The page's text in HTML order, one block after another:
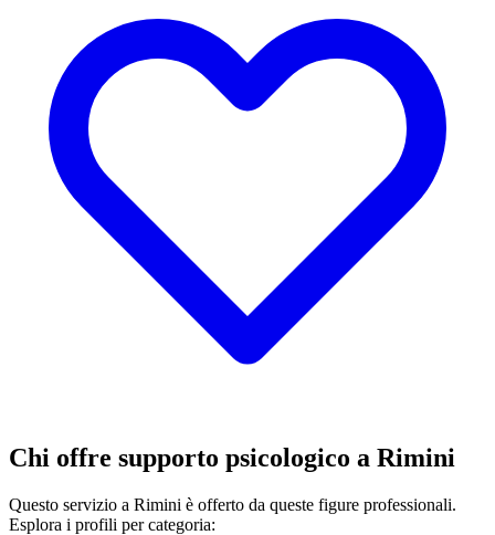
Chi offre supporto psicologico a Rimini
Questo servizio a Rimini è offerto da queste figure professionali.
Esplora i profili per categoria: